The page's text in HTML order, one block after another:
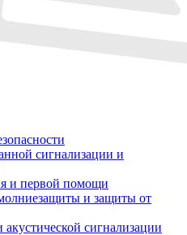
сигнализации и
и первой помощи
и защиты от
акустической сигнализации